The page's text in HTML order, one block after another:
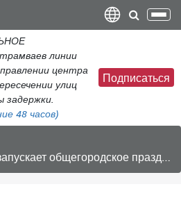
содержанию
линии
центра
улиц
задержки.
48 часов)
Подписаться
празднование Месяца общественного транспорта 2025 года